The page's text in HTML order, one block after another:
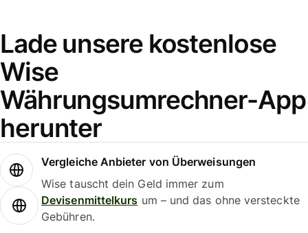
Lade unsere kostenlose
Wise
Währungsumrechner-App
herunter
Vergleiche Anbieter von Überweisungen
Wise tauscht dein Geld immer zum
Devisenmittelkurs um – und das ohne versteckte
Gebühren.